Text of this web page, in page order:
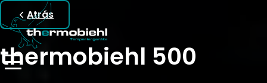
Atrás
thermobiehl 500